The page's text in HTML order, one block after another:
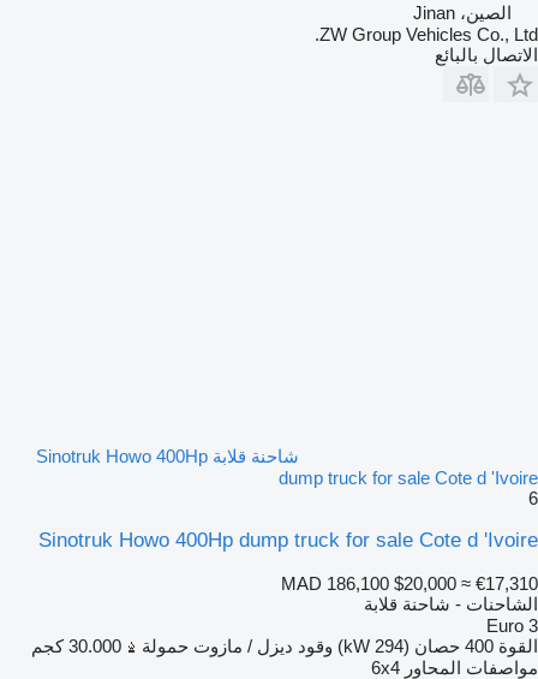
الصين، Jinan
ZW Group Vehicles Co., Ltd.
الاتصال بالبائع
شاحنة قلابة Sinotruk Howo 400Hp
dump truck for sale Cote d 'Ivoire
6
Sinotruk Howo 400Hp dump truck for sale Cote d 'Ivoire
MAD 186,100 $20,000 ≈ €17,310
الشاحنات - شاحنة قلابة
Euro 3
القوة 400 حصان (294 kW) وقود ديزل / مازوت حمولة
30.000 كجم
مواصفات المحاور 6x4